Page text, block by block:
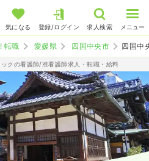
気になる 登録/ログイン 求人検索 メニュー
転職 愛媛県 四国中央市 四国中
クの看護師/准看護師求人・転職・給料